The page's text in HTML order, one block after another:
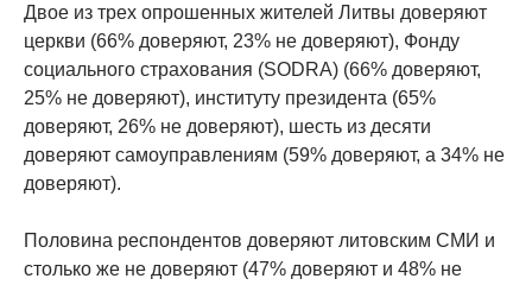
Двое из трех опрошенных жителей Литвы доверяют
церкви (66% доверяют, 23% не доверяют), Фонду
социального страхования (SODRA) (66% доверяют,
25% не доверяют), институту президента (65%
доверяют, 26% не доверяют), шесть из десяти
доверяют самоуправлениям (59% доверяют, а 34% не
доверяют).
Половина респондентов доверяют литовским СМИ и
столько же не доверяют (47% доверяют и 48% не